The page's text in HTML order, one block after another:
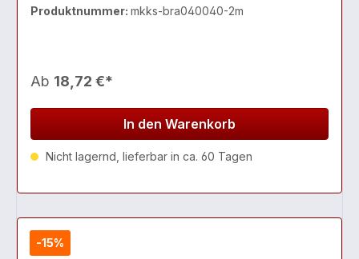
Produktnummer: mkks-bra040040-2m
Ab 18,72 €*
In den Warenkorb
Nicht lagernd, lieferbar in ca. 60 Tagen
-15%